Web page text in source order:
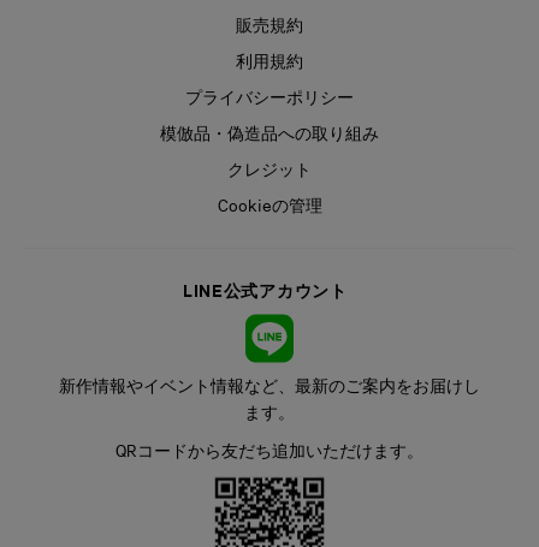
販売規約
利用規約
プライバシーポリシー
模倣品・偽造品への取り組み
クレジット
Cookieの管理
LINE公式アカウント
新作情報やイベント情報など、最新のご案内をお届けし
ます。
QRコードから友だち追加いただけます。